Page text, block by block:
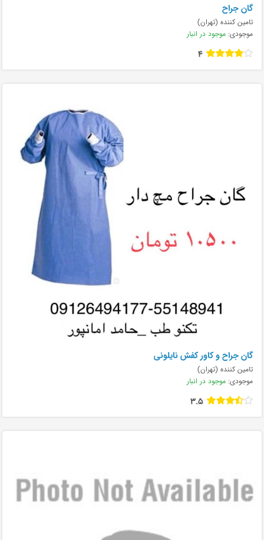
گان جراح
تامین کننده (تهران)
موجودی: موجود در انبار
4
گان جراح و کاور کفش نایلونی
تامین کننده (تهران)
موجودی: موجود در انبار
3.5